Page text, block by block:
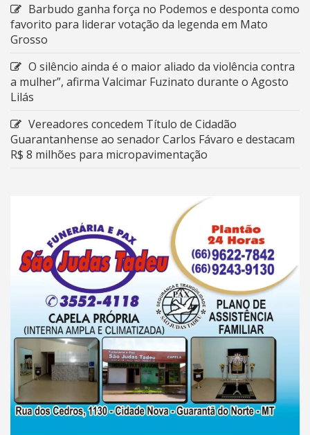
Barbudo ganha força no Podemos e desponta como
favorito para liderar votação da legenda em Mato
Grosso
O silêncio ainda é o maior aliado da violência contra
a mulher”, afirma Valcimar Fuzinato durante o Agosto
Lilás
Vereadores concedem Título de Cidadão
Guarantanhense ao senador Carlos Fávaro e destacam
R$ 8 milhões para micropavimentação